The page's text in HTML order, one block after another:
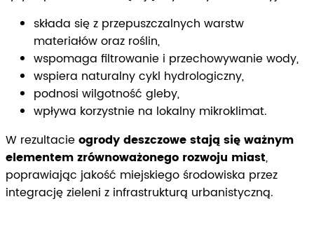
składa się z przepuszczalnych warstw
materiałów oraz roślin,
wspomaga filtrowanie i przechowywanie wody,
wspiera naturalny cykl hydrologiczny,
podnosi wilgotność gleby,
wpływa korzystnie na lokalny mikroklimat.
W rezultacieogrody deszczowe stają się ważnym
elementem zrównoważonego rozwoju miast,
poprawiając jakość miejskiego środowiska przez
integrację zieleni z infrastrukturą urbanistyczną.